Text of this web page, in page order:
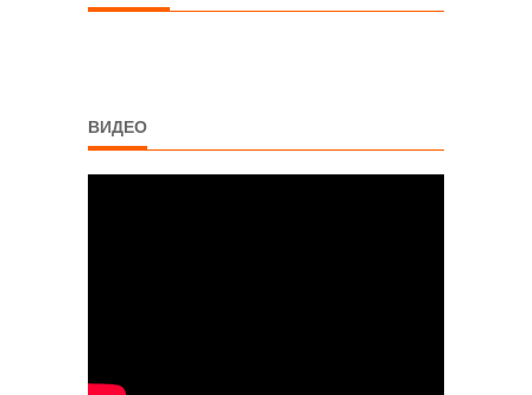
ВИДЕО